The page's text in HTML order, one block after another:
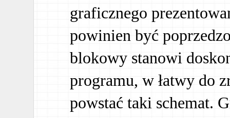
graficznego
powinien być
blokowy stanowi
programu, w łatwy do
powstać taki schemat.